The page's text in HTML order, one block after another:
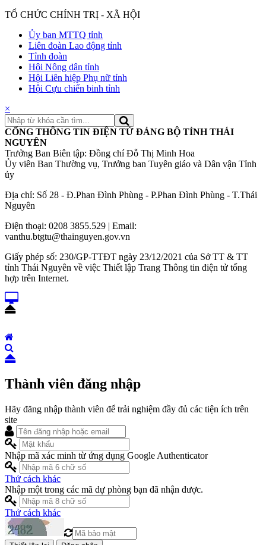
TỔ CHỨC CHÍNH TRỊ - XÃ HỘI
Ủy ban MTTQ tỉnh
Liên đoàn Lao động tỉnh
Tỉnh đoàn
Hội Nông dân tỉnh
Hội Liên hiệp Phụ nữ tỉnh
Hội Cựu chiến binh tỉnh
×
CỔNG THÔNG TIN ĐIỆN TỬ ĐẢNG BỘ TỈNH THÁI
NGUYÊN
Trưởng Ban Biên tập: Đồng chí Đỗ Thị Minh Hoa
Ủy viên Ban Thường vụ, Trưởng ban Tuyên giáo và Dân vận Tỉnh
ủy
Địa chỉ: Số 28 - Đ.Phan Đình Phùng - P.Phan Đình Phùng - T.Thái
Nguyên
Điện thoại: 0208 3855.529 | Email:
vanthu.btgtu@thainguyen.gov.vn
Giấy phép số: 230/GP-TTĐT ngày 23/12/2021 của Sở TT & TT
tỉnh Thái Nguyên về việc Thiết lập Trang Thông tin điện tử tổng
hợp trên Internet.
Thành viên đăng nhập
Hãy đăng nhập thành viên để trải nghiệm đầy đủ các tiện ích trên
site
Nhập mã xác minh từ ứng dụng Google Authenticator
Thử cách khác
Nhập một trong các mã dự phòng bạn đã nhận được.
Thử cách khác